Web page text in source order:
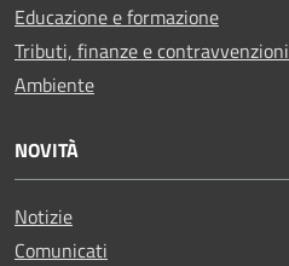
Educazione e formazione
Tributi, finanze e contravvenzioni
Ambiente
NOVITÀ
Notizie
Comunicati